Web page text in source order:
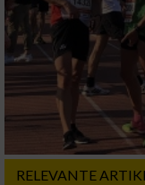
RELEVANTE
Erstellung von
Werbung
Verwendung von
personalisierter
Erstellung von
von Inhalten